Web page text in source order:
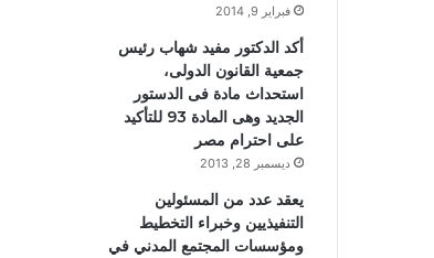
فبراير 9, 2014
أكد الدكتور مفيد شهاب رئيس
جمعية القانون الدولى،
استحداث مادة فى الدستور
الجديد وهى المادة 93 للتأكيد
على احترام مصر
ديسمبر 28, 2013
يعقد عدد من المسئولين
التنفيذيين وخبراء التخطيط
ومؤسسات المجتمع المدني في